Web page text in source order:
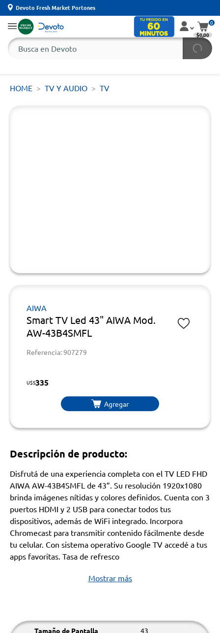
Devoto Fresh Market Portones
0
$0,00
HOME TV Y AUDIO TV
AIWA
Smart TV Led 43" AIWA Mod.
AW-43B4SMFL
Referencia: 907279
U$S335
Agregar
Descripción de producto:
Disfrutá de una experiencia completa con el TV LED FHD
AIWA AW-43B4SMFL de 43”. Su resolución 1920x1080
brinda imágenes nítidas y colores definidos. Cuenta con 3
puertos HDMI y 2 USB para conectar todos tus
dispositivos, además de WiFi integrado. Incorpora
Chromecast para transmitir contenido fácilmente desde
tu celular. Con sistema operativo Google TV accedé a tus
apps favoritas. Tasa de refresco
Mostrar más
Tamaño de Pantalla 43